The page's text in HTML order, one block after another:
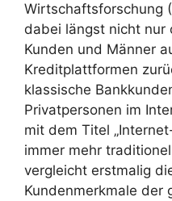
Wirtschaftsforschung
dabei längst nicht nur
Kunden und Männer
Kreditplattformen
klassische
Privatpersonen im
mit dem Titel
immer mehr
vergleicht erstmalig
Kundenmerkmale der